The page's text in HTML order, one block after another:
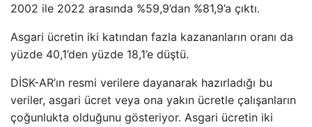
2002 ile 2022 arasında %59,9’dan %81,9’a çıktı.
Asgari ücretin iki katından fazla kazananların oranı da
yüzde 40,1’den yüzde 18,1’e düştü.
DİSK-AR’ın resmi verilere dayanarak hazırladığı bu
veriler, asgari ücret veya ona yakın ücretle çalışanların
çoğunlukta olduğunu gösteriyor. Asgari ücretin iki